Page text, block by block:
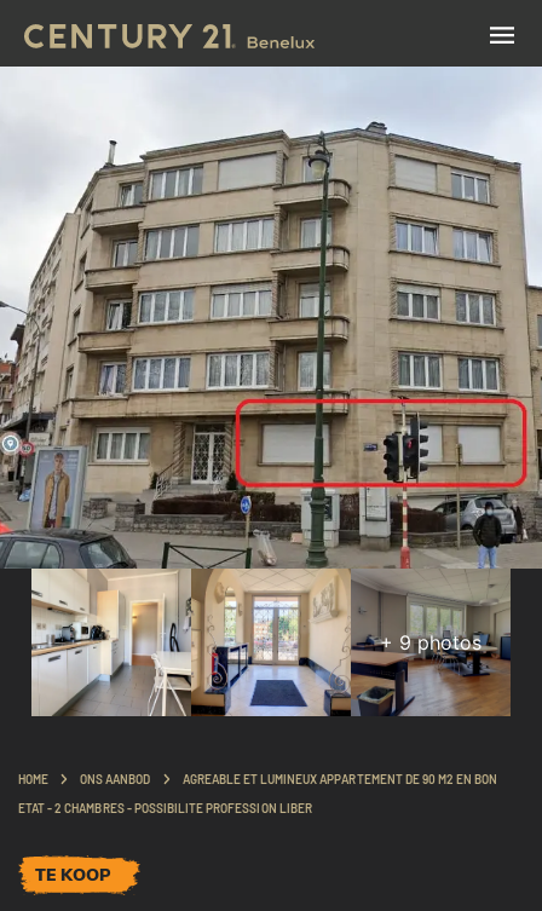
+ 9photos
HOME ONS AANBOD
AGREABLE ET LUMINEUX APPARTEMENT DE 90 M2 EN BON
ETAT - 2 CHAMBRES - POSSIBILITE PROFESSION LIBER
TE KOOP